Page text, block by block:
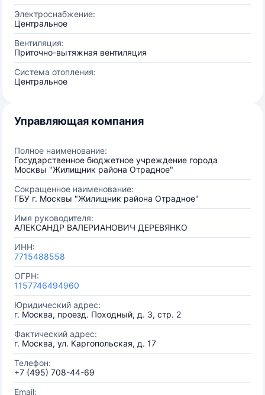
Электроснабжение:
Центральное
Вентиляция:
Приточно-вытяжная вентиляция
Система отопления:
Центральное
Управляющая компания
Полное наименование:
Государственное бюджетное учреждение города
Москвы "Жилищник района Отрадное"
Сокращенное наименование:
ГБУ г. Москвы "Жилищник района Отрадное"
Имя руководителя:
АЛЕКСАНДР ВАЛЕРИАНОВИЧ ДЕРЕВЯНКО
ИНН:
7715488558
ОГРН:
1157746494960
Юридический адрес:
г. Москва, проезд. Походный, д. 3, стр. 2
Фактический адрес:
г. Москва, ул. Каргопольская, д. 17
Телефон:
+7 (495) 708-44-69
Email: